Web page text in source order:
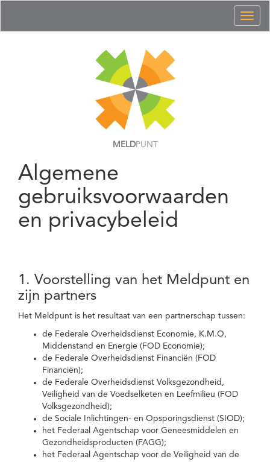
MELDPUNT
Algemene
gebruiksvoorwaarden
en privacybeleid
1. Voorstelling van het Meldpunt en
zijn partners
Het Meldpunt is het resultaat van een partnerschap tussen:
de Federale Overheidsdienst Economie, K.M.O,
Middenstand en Energie (FOD Economie);
de Federale Overheidsdienst Financiën (FOD
Financiën);
de Federale Overheidsdienst Volksgezondheid,
Veiligheid van de Voedselketen en Leefmilieu (FOD
Volksgezondheid);
de Sociale Inlichtingen- en Opsporingsdienst (SIOD);
het Federaal Agentschap voor Geneesmiddelen en
Gezondheidsproducten (FAGG);
het Federaal Agentschap voor de Veiligheid van de